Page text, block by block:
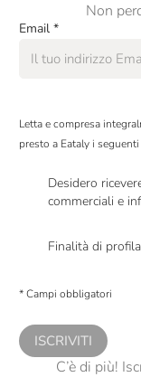
Non
Email *
Letta e compresa
presto a Eataly i
Desidero
commerciali e
Finalità di
comunicazioni
* Campi obbligatori
ISCRIVITI
C’è di più!